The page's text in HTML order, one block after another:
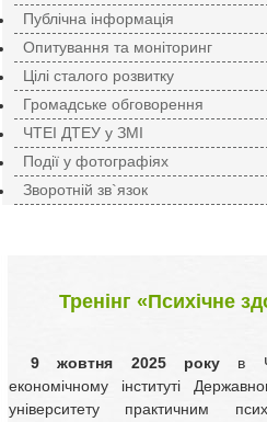
Публічна інформація
Опитування та моніторинг
Цілі сталого розвитку
Громадське обговорення
ЧТЕІ ДТЕУ у ЗМІ
Події у фотографіях
Зворотній зв`язок
Тренінг «Психічне
9 жовтня 2025 року в
економічному інституті
університету практичним